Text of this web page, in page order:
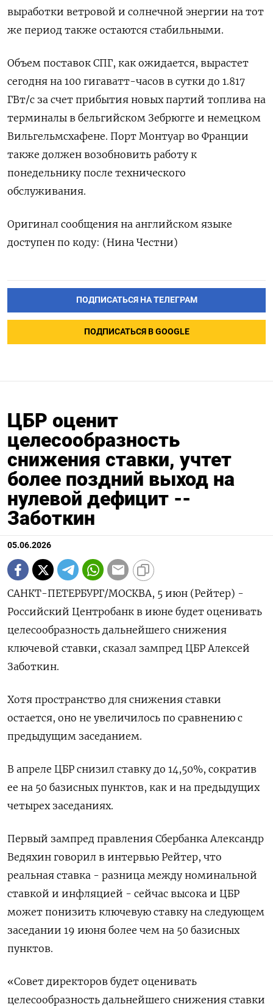
выработки ветровой и солнечной энергии на тот
же период также остаются стабильными.
Объем поставок СПГ, как ​ожидается, вырастет
сегодня ⁠на 100 гигаватт-часов в сутки до 1.817
ГВт/c за счет прибытия новых партий ‌топлива на
терминалы в бельгийском Зебрюгге и немецком
‌Вильгельмсхафене. Порт Монтуар во Франции
также должен возобновить работу к ​
понедельнику после технического
обслуживания.
Оригинал сообщения на английском ‌языке
доступен по коду: (Нина Честни)
ПОДПИСАТЬСЯ НА ТЕЛЕГРАМ
ПОДПИСАТЬСЯ В GOOGLE
ЦБР оценит
целесообразность
снижения ставки, учтет
более поздний выход на
нулевой дефицит --
Заботкин
05.06.2026
САНКТ-ПЕТЕРБУРГ/МОСКВА, 5 июн (Рейтер) -
Российский Центробанк в июне будет оценивать
целесообразность дальнейшего снижения
ключевой ставки, сказал зампред ЦБР Алексей
‌Заботкин.
Хотя пространство для снижения ставки
остается, оно не увеличилось по сравнению с
предыдущим заседанием.
В апреле ЦБР снизил ​ставку до 14,50%, ​сократив ​
ее на ⁠50 базисных пунктов, как и на ‌предыдущих
четырех заседаниях.
Первый зампред ‌правления Сбербанка Александр
Ведяхин говорил в интервью Рейтер, что ​
реальная ставка - разница между номинальной
ставкой и ‌инфляцией - сейчас высока и ЦБР
может понизить ​ключевую ставку на следующем
заседании 19 июня более ‌чем на 50 базисных
пунктов.
«Совет директоров будет оценивать
целесообразность дальнейшего снижения ставки